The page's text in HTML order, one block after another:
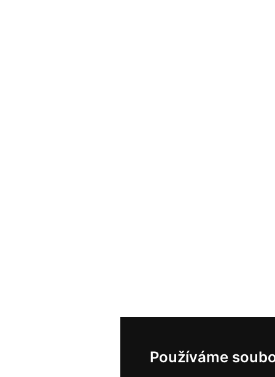
Používáme